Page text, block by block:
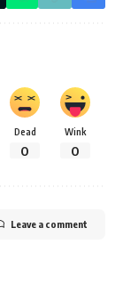
Dead
0
Wink
0
Leave a comment